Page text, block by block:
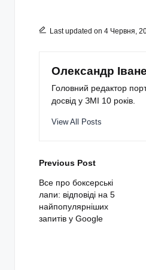
Last updated on 4 Червня,
Олександр
Головний редактор
досвід у ЗМІ 10 років.
View All Posts
Post
navigation
Previous Post
Все про боксерські
лапи: відповіді на 5
найпопулярніших
запитів у Google